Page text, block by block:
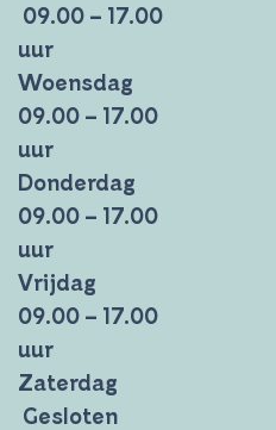
09.00 – 17.00
uur
Woensdag
09.00 – 17.00
uur
Donderdag
09.00 – 17.00
uur
Vrijdag
09.00 – 17.00
uur
Zaterdag
Gesloten